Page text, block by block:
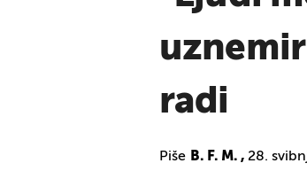
radi
Piše B. F. M. , 28.